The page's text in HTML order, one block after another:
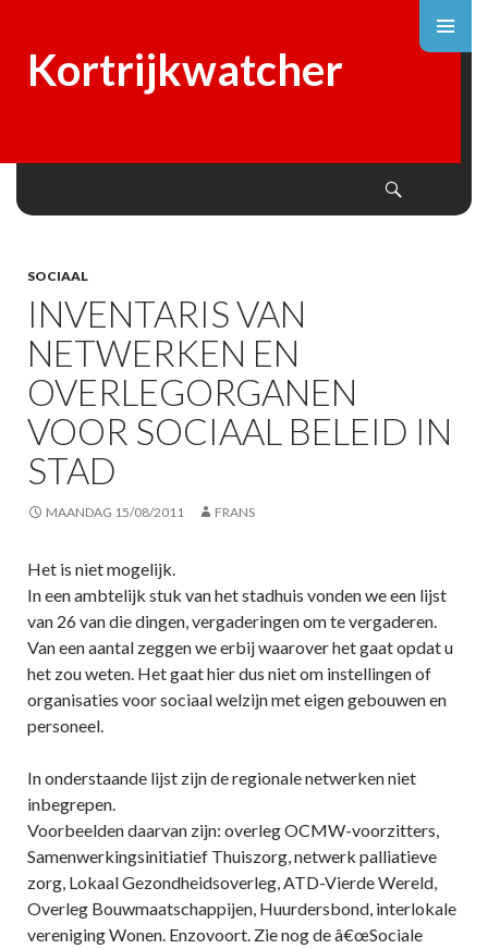
Kortrijkwatcher
SOCIAAL
INVENTARIS VAN
NETWERKEN EN
OVERLEGORGANEN
VOOR SOCIAAL BELEID IN
STAD
MAANDAG 15/08/2011 FRANS
Het is niet mogelijk.
In een ambtelijk stuk van het stadhuis vonden we een lijst
van 26 van die dingen, vergaderingen om te vergaderen.
Van een aantal zeggen we erbij waarover het gaat opdat u
het zou weten. Het gaat hier dus niet om instellingen of
organisaties voor sociaal welzijn met eigen gebouwen en
personeel.
In onderstaande lijst zijn de regionale netwerken niet
inbegrepen.
Voorbeelden daarvan zijn: overleg OCMW-voorzitters,
Samenwerkingsinitiatief Thuiszorg, netwerk palliatieve
zorg, Lokaal Gezondheidsoverleg, ATD-Vierde Wereld,
Overleg Bouwmaatschappijen, Huurdersbond, interlokale
vereniging Wonen. Enzovoort. Zie nog de â€œSociale